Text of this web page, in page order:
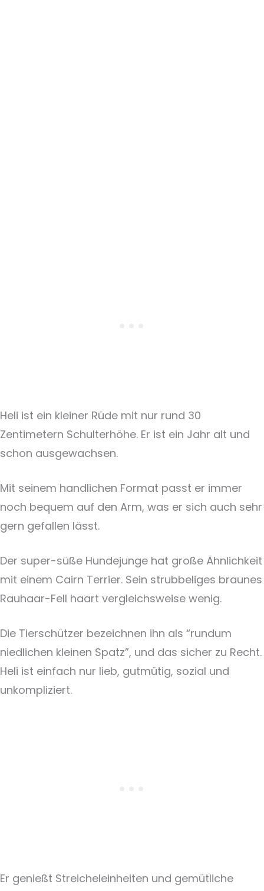
Heli ist ein kleiner Rüde mit nur rund 30
Zentimetern Schulterhöhe. Er ist ein Jahr alt und
schon ausgewachsen.
Mit seinem handlichen Format passt er immer
noch bequem auf den Arm, was er sich auch sehr
gern gefallen lässt.
Der super-süße Hundejunge hat große Ähnlichkeit
mit einem Cairn Terrier. Sein strubbeliges braunes
Rauhaar-Fell haart vergleichsweise wenig.
Die Tierschützer bezeichnen ihn als “rundum
niedlichen kleinen Spatz”, und das sicher zu Recht.
Heli ist einfach nur lieb, gutmütig, sozial und
unkompliziert.
Er genießt Streicheleinheiten und gemütliche